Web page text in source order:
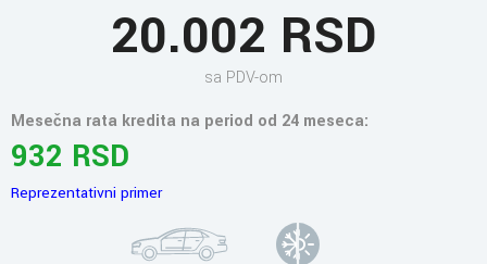
20.002 RSD
sa PDV-om
Mesečna rata kredita na period od 24 meseca:
932 RSD
Reprezentativni primer